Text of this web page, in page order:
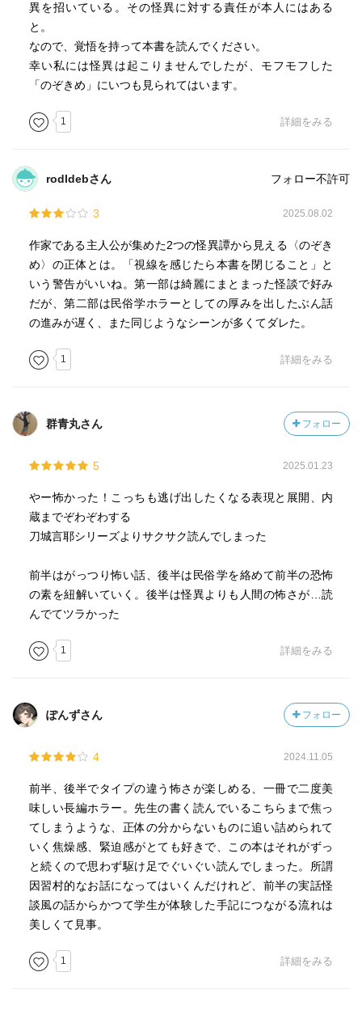
異を招いている。その怪異に対する責任が本人にはある
と。
なので、覚悟を持って本書を読んでください。
幸い私には怪異は起こりませんでしたが、モフモフした
「のぞきめ」にいつも見られてはいます。
1 詳細をみる
rodldebさん フォロー不許可
3 2025.08.02
作家である主人公が集めた2つの怪異譚から見える〈のぞき
め〉の正体とは。「視線を感じたら本書を閉じること」と
いう警告がいいね。第一部は綺麗にまとまった怪談で好み
だが、第二部は民俗学ホラーとしての厚みを出したぶん話
の進みが遅く、また同じようなシーンが多くてダレた。
1 詳細をみる
群青丸さん フォロー
5 2025.01.23
やー怖かった！こっちも逃げ出したくなる表現と展開、内
蔵までぞわぞわする
刀城言耶シリーズよりサクサク読んでしまった
前半はがっつり怖い話、後半は民俗学を絡めて前半の恐怖
の素を紐解いていく。後半は怪異よりも人間の怖さが…読
んでてツラかった
1 詳細をみる
ぽんずさん フォロー
4 2024.11.05
前半、後半でタイプの違う怖さが楽しめる、一冊で二度美
味しい長編ホラー。先生の書く読んでいるこちらまで焦っ
てしまうような、正体の分からないものに追い詰められて
いく焦燥感、緊迫感がとても好きで、この本はそれがずっ
と続くので思わず駆け足でぐいぐい読んでしまった。所謂
因習村的なお話になってはいくんだけれど、前半の実話怪
談風の話からかつて学生が体験した手記につながる流れは
美しくて見事。
1 詳細をみる